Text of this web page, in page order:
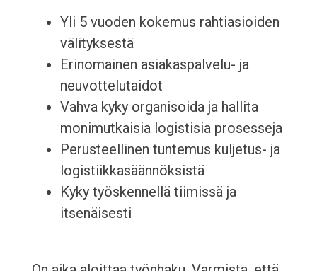
Yli 5 vuoden kokemus rahtiasioiden
välityksestä
Erinomainen asiakaspalvelu- ja
neuvottelutaidot
Vahva kyky organisoida ja hallita
monimutkaisia ​​logistisia prosesseja
Perusteellinen tuntemus kuljetus- ja
logistiikkasäännöksistä
Kyky työskennellä tiimissä ja
itsenäisesti